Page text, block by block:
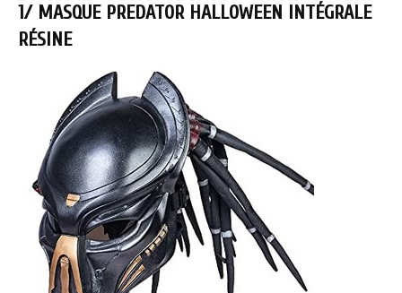
1/ MASQUE PREDATOR HALLOWEEN INTÉGRALE
RÉSINE